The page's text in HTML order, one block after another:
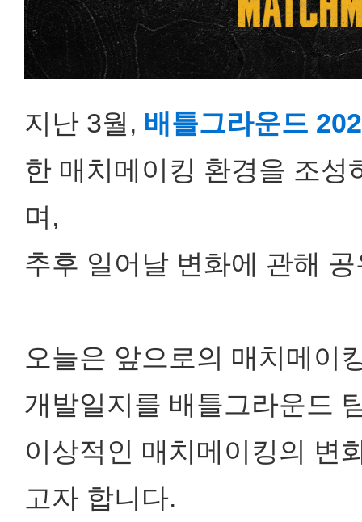
지난 3월, 배틀그라운드
한 매치메이킹 환경을 조
며,
추후 일어날 변화에 관해
오늘은 앞으로의 매치메이
개발일지를 배틀그라운드
이상적인 매치메이킹의 변
고자 합니다.